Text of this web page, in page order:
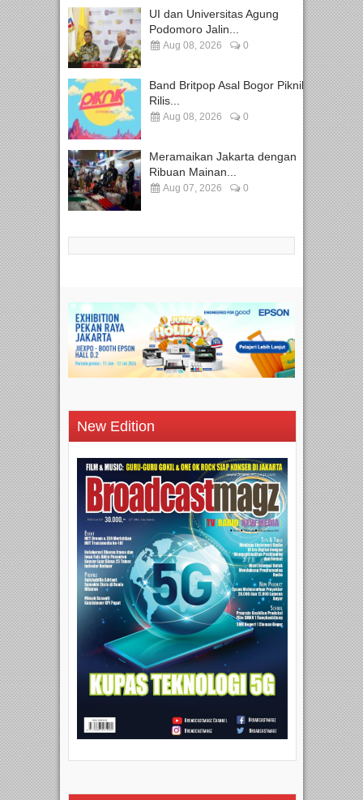
UI dan Universitas Agung
Podomoro Jalin...
Aug 08, 2026 0
Band Britpop Asal Bogor Piknik
Rilis...
Aug 08, 2026 0
Meramaikan Jakarta dengan
Ribuan Mainan...
Aug 07, 2026 0
New Edition